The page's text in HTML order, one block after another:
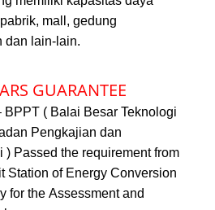
mall, gedung
dan lain-lain.
GUARANTEE
( Balai Besar Teknologi
Pengkajian dan
) Passed the requirement from
Station of Energy Conversion
for the Assessment and